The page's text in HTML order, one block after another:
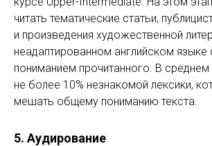
читать тематические статьи,
и произведения художественной
неадаптированном английском языке
пониманием прочитанного. В среднем
не более 10% незнакомой лексики,
мешать общему пониманию текста.
5. Аудирование